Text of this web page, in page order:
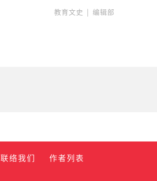
教育文史 | 编辑部
联络我们 作者列表